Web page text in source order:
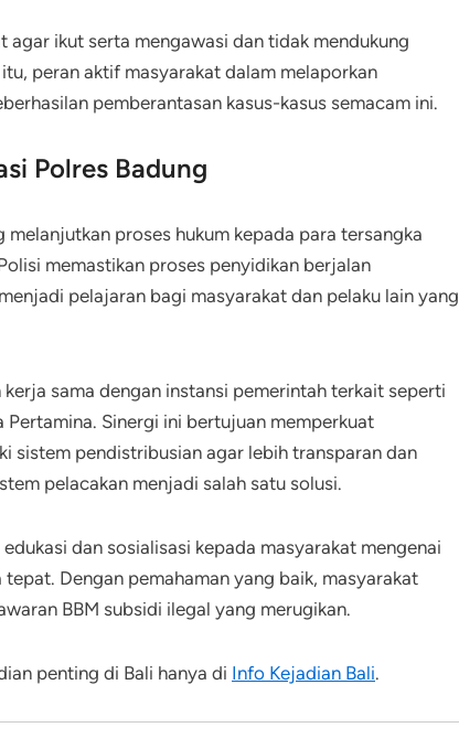
agar ikut serta mengawasi dan tidak mendukung
peran aktif masyarakat dalam melaporkan
pemberantasan kasus-kasus semacam ini.
Polres Badung
melanjutkan proses hukum kepada para tersangka
memastikan proses penyidikan berjalan
pelajaran bagi masyarakat dan pelaku lain yang
sama dengan instansi pemerintah terkait seperti
Sinergi ini bertujuan memperkuat
sistem pendistribusian agar lebih transparan dan
pelacakan menjadi salah satu solusi.
dan sosialisasi kepada masyarakat mengenai
Dengan pemahaman yang baik, masyarakat
BBM subsidi ilegal yang merugikan.
penting di Bali hanya di Info Kejadian Bali.